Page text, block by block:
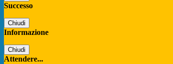
Successo
Chiudi
Informazione
Chiudi
Attendere...